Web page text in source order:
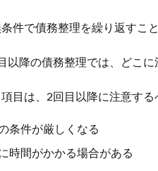
件で債務整理を繰り返すこ
以降の債務整理では、どこ
目は、2回目以降に注意する
条件が厳しくなる
時間がかかる場合がある